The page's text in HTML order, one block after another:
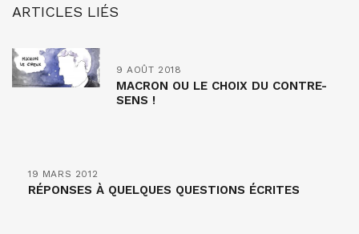
ARTICLES LIÉS
9 AOÛT 2018
MACRON OU LE CHOIX DU CONTRE-
SENS !
19 MARS 2012
RÉPONSES À QUELQUES QUESTIONS ÉCRITES